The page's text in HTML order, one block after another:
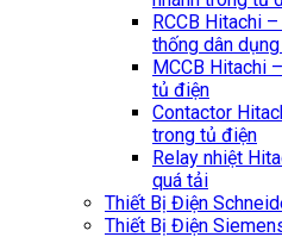
RCCB Hitachi
thống dân
MCCB Hitachi
tủ điện
Contactor
trong tủ điện
Relay nhiệt
quá tải
Thiết Bị Điện
Thiết Bị Điện